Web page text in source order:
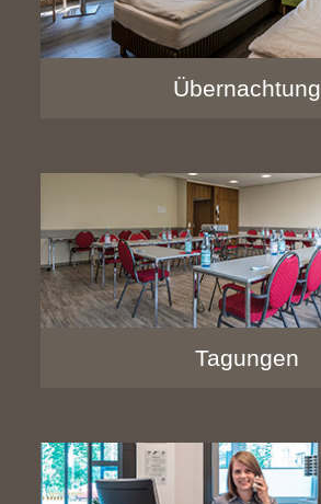
Übernachtung
Tagungen